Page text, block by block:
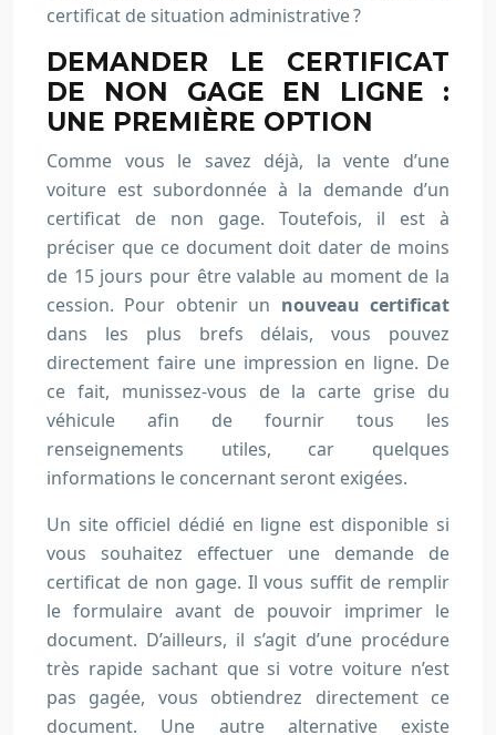
certificat de situation administrative ?
DEMANDER LE CERTIFICAT
DE NON GAGE EN LIGNE :
UNE PREMIÈRE OPTION
Comme vous le savez déjà, la vente d’une
voiture est subordonnée à la demande d’un
certificat de non gage. Toutefois, il est à
préciser que ce document doit dater de moins
de 15 jours pour être valable au moment de la
cession. Pour obtenir un nouveau certificat
dans les plus brefs délais, vous pouvez
directement faire une impression en ligne. De
ce fait, munissez-vous de la carte grise du
véhicule afin de fournir tous les
renseignements utiles, car quelques
informations le concernant seront exigées.
Un site officiel dédié en ligne est disponible si
vous souhaitez effectuer une demande de
certificat de non gage. Il vous suffit de remplir
le formulaire avant de pouvoir imprimer le
document. D’ailleurs, il s’agit d’une procédure
très rapide sachant que si votre voiture n’est
pas gagée, vous obtiendrez directement ce
document. Une autre alternative existe